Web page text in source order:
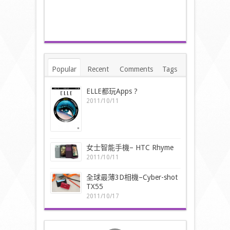
Popular Recent Comments Tags
ELLE都玩Apps ?
2011/10/11
女士智能手機– HTC Rhyme
2011/10/11
全球最薄3D相機–Cyber-shot
TX55
2011/10/17